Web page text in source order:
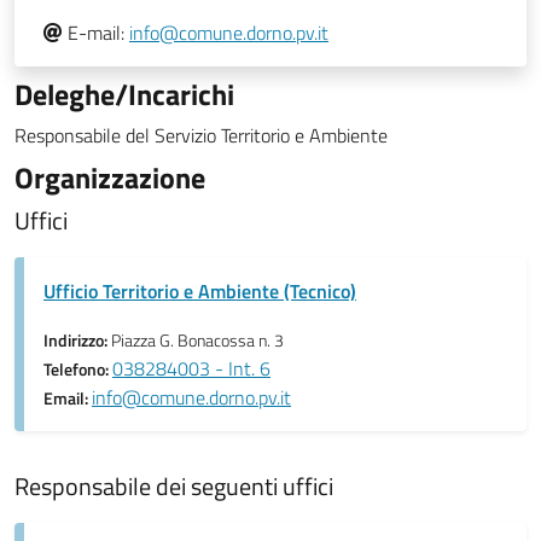
E-mail: info@comune.dorno.pv.it
Deleghe/Incarichi
Responsabile del Servizio Territorio e Ambiente
Organizzazione
Uffici
Ufficio Territorio e Ambiente (Tecnico)
Indirizzo:Piazza G. Bonacossa n. 3
Telefono:038284003 - Int. 6
Email:info@comune.dorno.pv.it
Responsabile dei seguenti uffici